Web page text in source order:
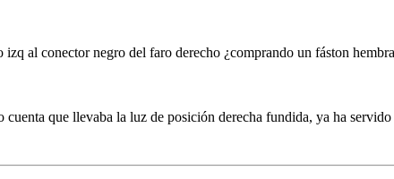
al conector negro del faro derecho ¿comprando un fáston
que llevaba la luz de posición derecha fundida, ya ha